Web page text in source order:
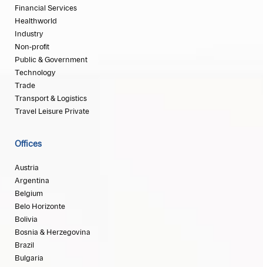
Financial Services
Healthworld
Industry
Non-profit
Public & Government
Technology
Trade
Transport & Logistics
Travel Leisure Private
Offices
Austria
Argentina
Belgium
Belo Horizonte
Bolivia
Bosnia & Herzegovina
Brazil
Bulgaria